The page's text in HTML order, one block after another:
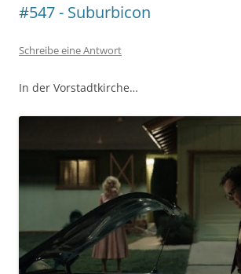
#547 - Suburbicon
Schreibe eine Antwort
In der Vorstadtkirche…